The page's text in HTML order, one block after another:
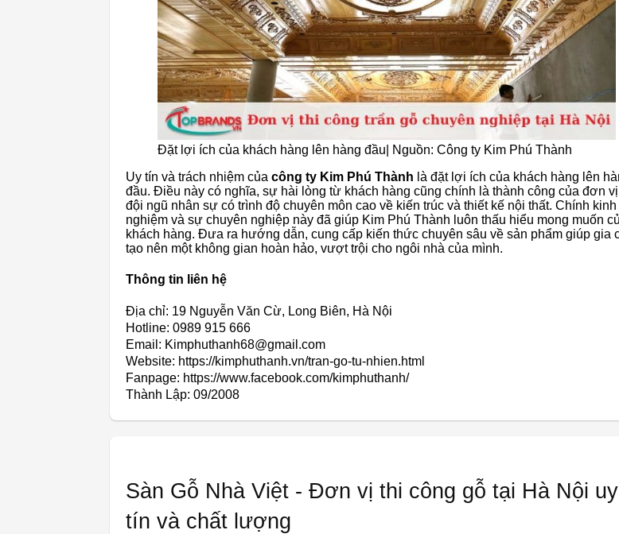
Đặt lợi ích của khách hàng lên hàng đầu| Nguồn: Công ty Kim Phú Thành
Uy tín và trách nhiệm của công ty Kim Phú Thành là đặt lợi ích của khách hàng lên
đầu. Điều này có nghĩa, sự hài lòng từ khách hàng cũng chính là thành công của đơn
đội ngũ nhân sự có trình độ chuyên môn cao về kiến ​​trúc và thiết kế nội thất. Chính kinh
nghiệm và sự chuyên nghiệp này đã giúp Kim Phú Thành luôn thấu hiểu mong muốn
khách hàng. Đưa ra hướng dẫn, cung cấp kiến ​​thức chuyên sâu về sản phẩm giúp gia
tạo nên một không gian hoàn hảo, vượt trội cho ngôi nhà của mình.
Thông tin liên hệ
Địa chỉ: 19 Nguyễn Văn Cừ, Long Biên, Hà Nội
Hotline: 0989 915 666
Email: Kimphuthanh68@gmail.com
Website: https://kimphuthanh.vn/tran-go-tu-nhien.html
Fanpage: https://www.facebook.com/kimphuthanh/
Thành Lập: 09/2008
Sàn Gỗ Nhà Việt - Đơn vị thi công gỗ tại Hà Nội uy
tín và chất lượng